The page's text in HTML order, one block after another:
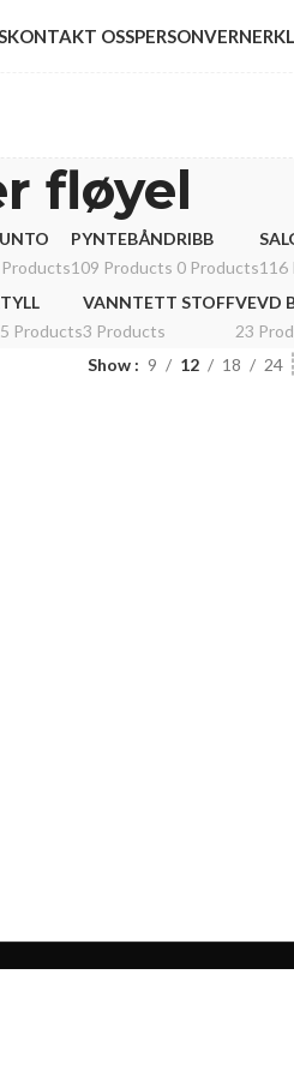
KONTAKT OSS
fløyel
PYNTEBÅND
109 Products
RIBB
0 Products116
TYLL
5 Products
VANNTETT STOFF
3 Products
VEVD
23
Show
9 12 18 24